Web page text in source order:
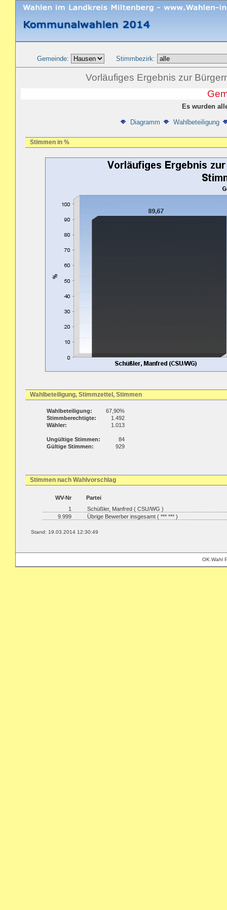
Gemeinde: Stimmbezirk:
Vorläufiges Ergebnis zur
Es wurden
Diagramm Wahlbeteiligung
Stimmen in %
Wahlbeteiligung, Stimmzettel, Stimmen
Wahlbeteiligung:
67,90%
Stimmberechtigte:
1.492
Wähler:
1.013
Ungültige Stimmen:
84
Gültige Stimmen:
929
Stimmen nach Wahlvorschlag
WV-Nr
Partei
1
Schüßler, Manfred ( CSU/WG )
9.999
Übrige Bewerber insgesamt ( *** *** )
Stand: 19.03.2014 12:30:49
OK.Wahl